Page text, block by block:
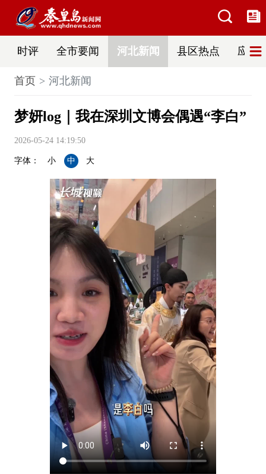
时评 全市要闻 河北新闻 县区热点 应急
首页 河北新闻
梦妍log｜我在深圳文博会偶遇“李白”
2026-05-24 14:19:50
字体： 小 中 大